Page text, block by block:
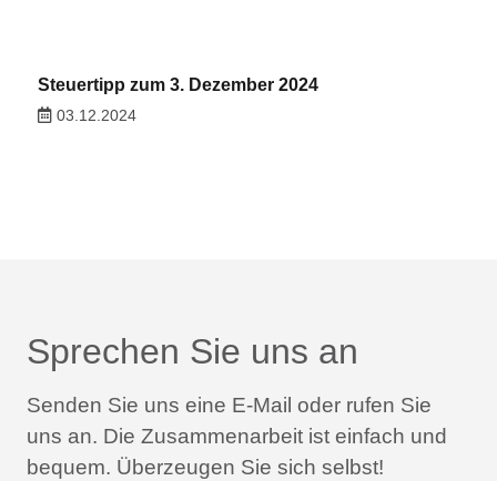
Steuertipp zum 3. Dezember 2024
03.12.2024
Sprechen Sie uns an
Senden Sie uns eine E-Mail oder rufen Sie
uns an. Die Zusammenarbeit ist einfach und
bequem. Überzeugen Sie sich selbst!